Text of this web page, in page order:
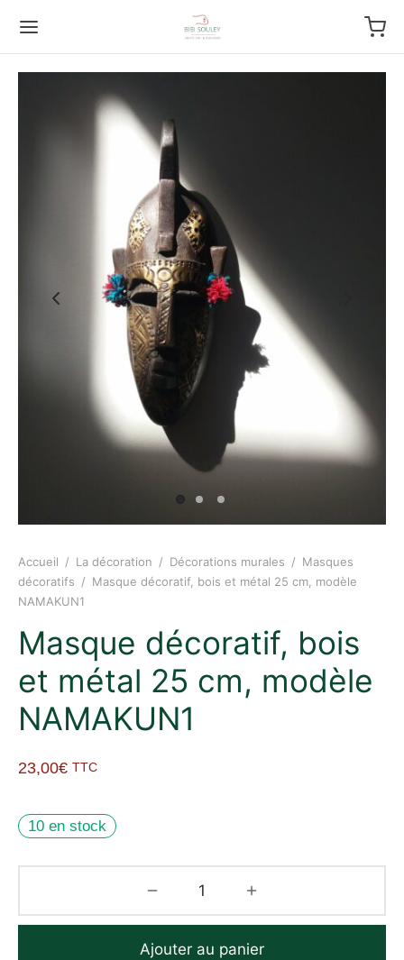
Accueil / La décoration / Décorations murales / Masques
décoratifs / Masque décoratif, bois et métal 25 cm, modèle
NAMAKUN1
Masque décoratif, bois
et métal 25 cm, modèle
NAMAKUN1
23,00€ TTC
10 en stock
Ajouter au panier